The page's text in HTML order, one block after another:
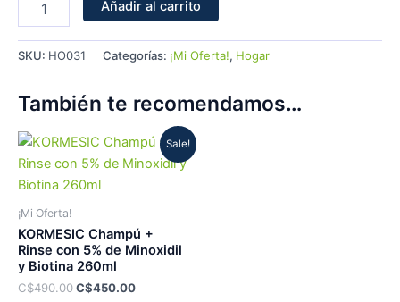
Añadir al carrito
SKU: HO031 Categorías: ¡Mi Oferta!, Hogar
También te recomendamos…
Sale!
¡Mi Oferta!
KORMESIC Champú +
Rinse con 5% de Minoxidil
y Biotina 260ml
C$490.00
Original
was:
C$490.00.
C$450.00
Current
price
is: